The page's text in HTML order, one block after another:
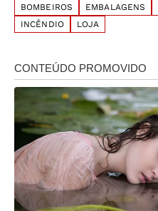
BOMBEIROS EMBALAGENS
INCÊNDIO
LOJA